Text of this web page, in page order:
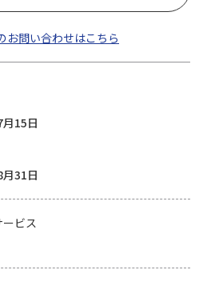
お問い合わせはこちら
15日
31日
ービス